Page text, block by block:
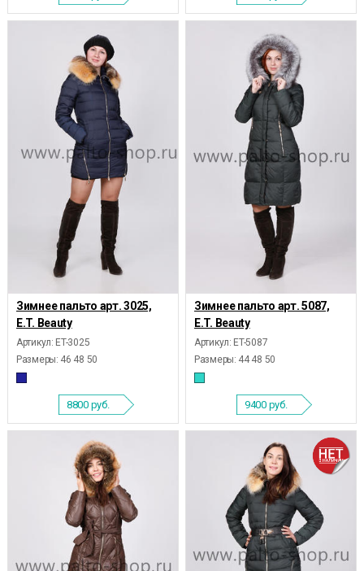
Зимнее пальто арт. 3025,
E.T. Beauty
Артикул: ET-3025
Размеры: 46 48 50
8800 руб.
Зимнее пальто арт. 5087,
E.T. Beauty
Артикул: ET-5087
Размеры: 44 48 50
9400 руб.